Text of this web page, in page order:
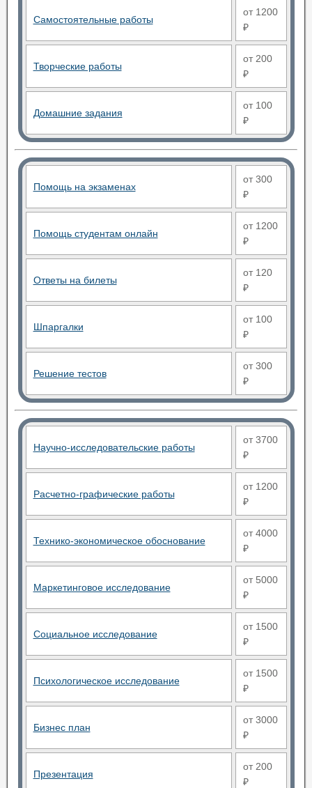
Самостоятельные работы
от 1200
₽
Творческие работы
от 200
₽
Домашние задания
от 100
₽
Помощь на экзаменах
от 300
₽
Помощь студентам онлайн
от 1200
₽
Ответы на билеты
от 120
₽
Шпаргалки
от 100
₽
Решение тестов
от 300
₽
Научно-исследовательские работы
от 3700
₽
Расчетно-графические работы
от 1200
₽
Технико-экономическое обоснование
от 4000
₽
Маркетинговое исследование
от 5000
₽
Социальное исследование
от 1500
₽
Психологическое исследование
от 1500
₽
Бизнес план
от 3000
₽
Презентация
от 200
₽